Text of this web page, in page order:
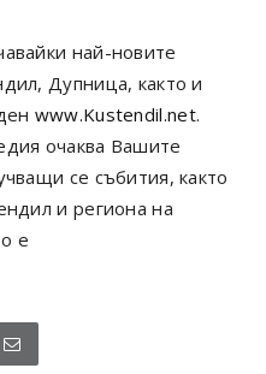
най-новите
Дупница, както и
www.Kustendil.net.
очаква Вашите
се събития, както
и региона на
е